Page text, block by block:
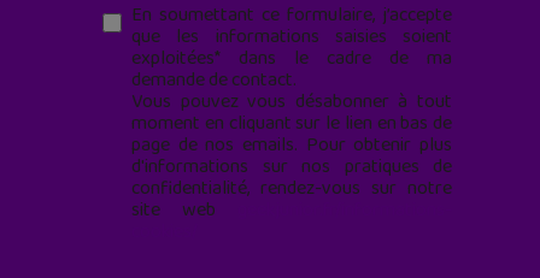
En soumettant ce formulaire, j’accepte
que les informations saisies soient
exploitées* dans le cadre de ma
demande de contact.
Vous pouvez vous désabonner à tout
moment en cliquant sur le lien en bas de
page de nos emails. Pour obtenir plus
d'informations sur nos pratiques de
confidentialité, rendez-vous sur notre
site web